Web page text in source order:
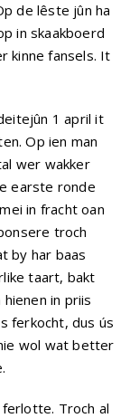
de lêste jûn ha
in skaakboerd
kinne fansels. It
1 april it
Op ien man
wer wakker
earste ronde
in fracht oan
troch
by har baas
taart, bakt
in priis
ferkocht, dus ús
wol wat better
Troch al